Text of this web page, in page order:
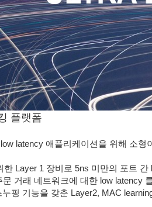
플랫폼
latency 애플리케이션을 위해 소
Layer 1 장비로 5ns 미만의 포트 간
거래 네트워크에 대한 low latency
핑 기능을 갖춘 Layer2, MAC